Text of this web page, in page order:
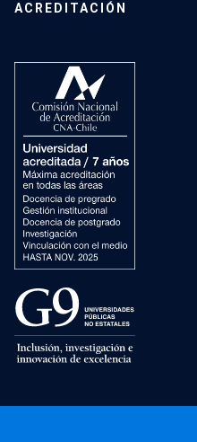
ACREDITACIÓN